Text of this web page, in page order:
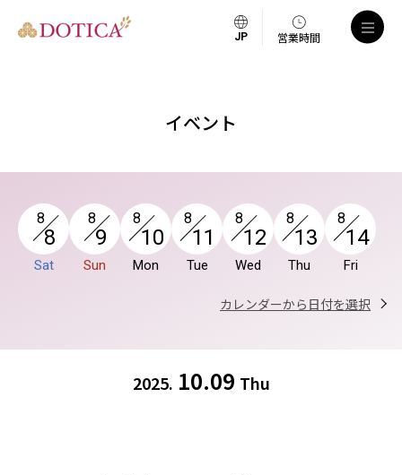
営業時間
イベント
8
8
Sat
8
9
Sun
8
10
Mon
8
11
Tue
8
12
Wed
8
13
Thu
8
14
Fri
カレンダーから日付を選択
2025. 10.09 Thu